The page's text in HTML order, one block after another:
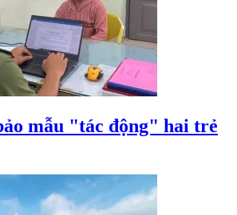
mẫu "tác động" hai trẻ